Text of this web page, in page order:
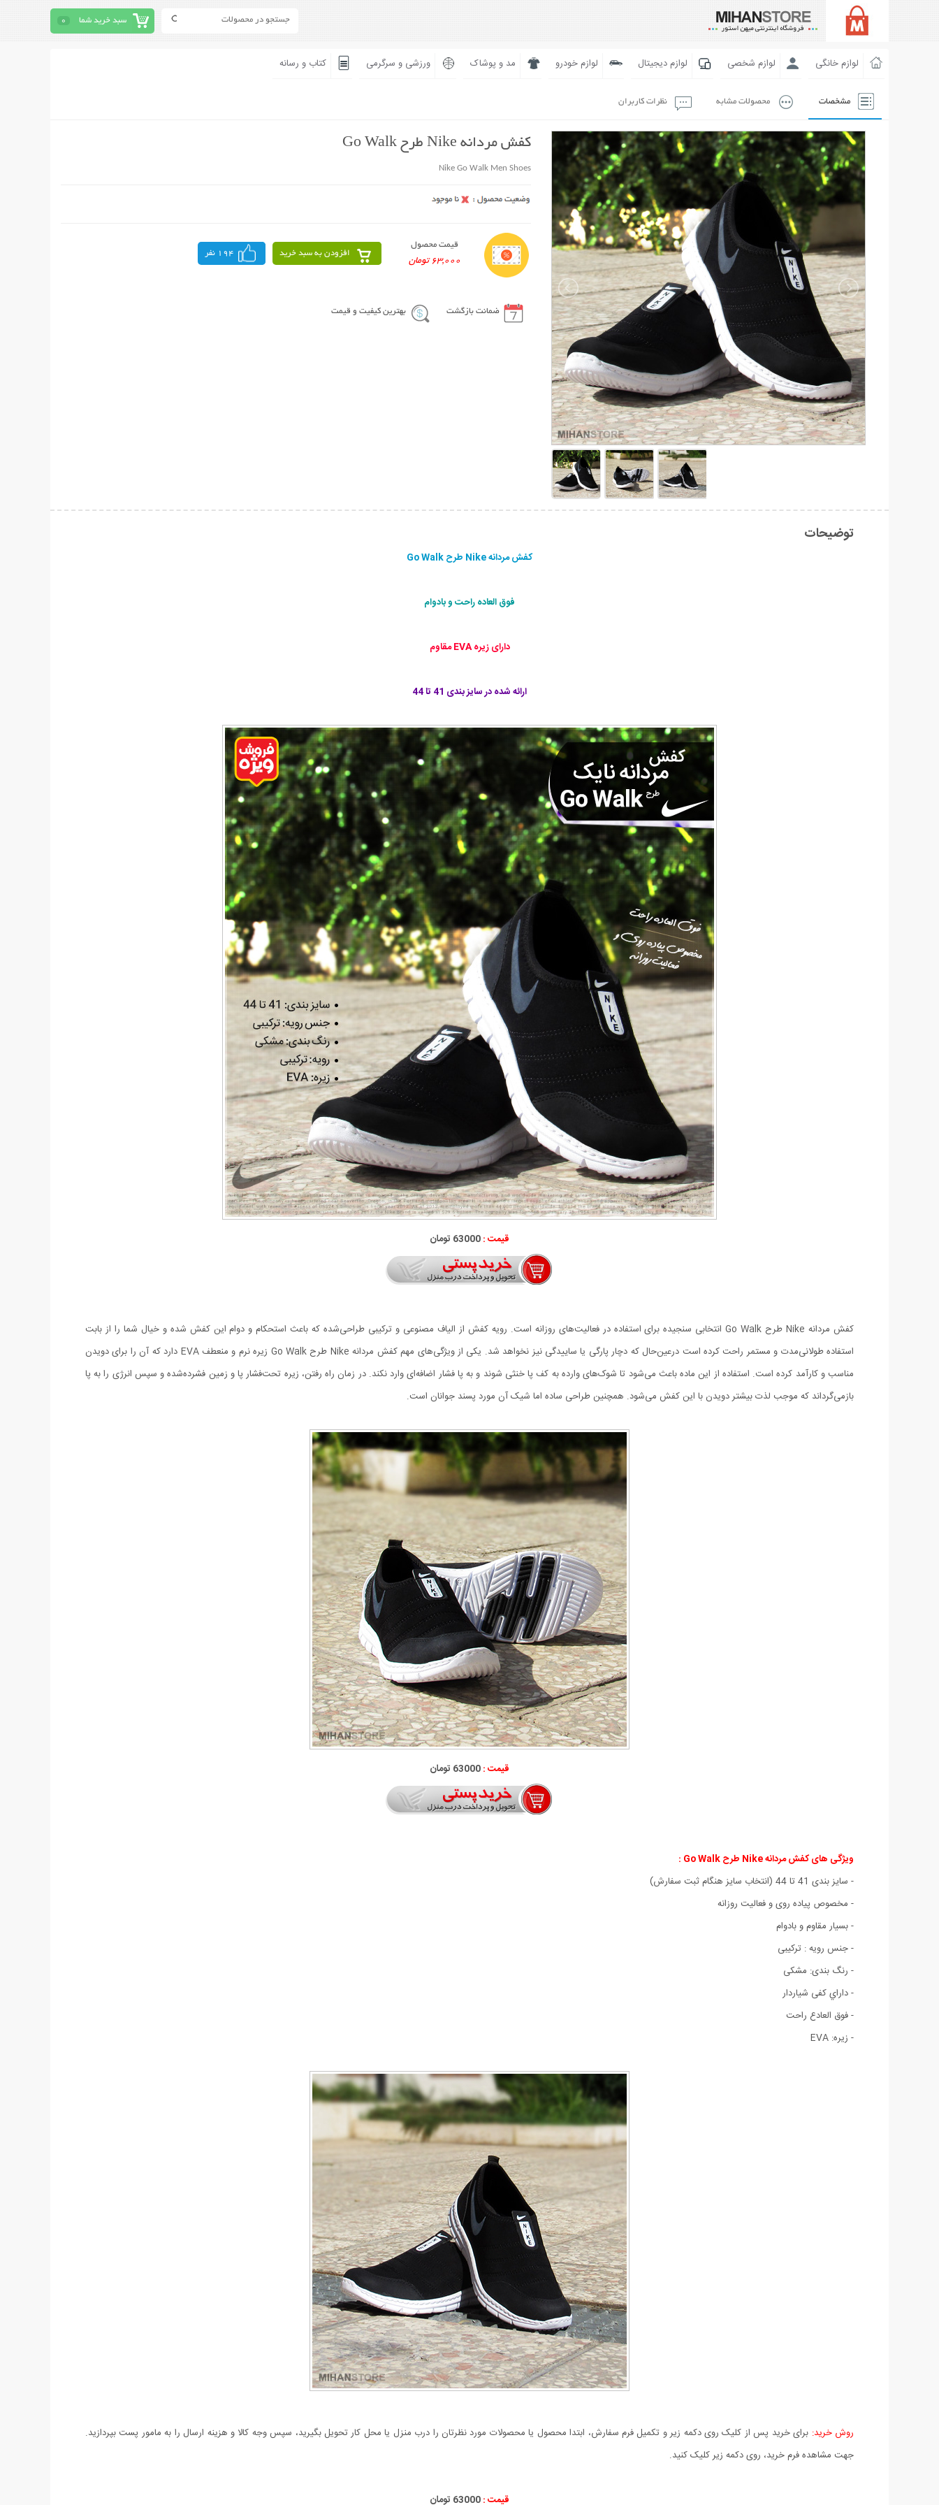
سبد خرید شما 0
لوازم خانگی لوازم شخصی لوازم دیجیتال لوازم خودرو مد و پوشاک ورزشی و سرگرمی کتاب و رسانه
مشخصات محصولات مشابه نظرات کاربران
کفش مردانه Nike طرح Go Walk
Nike Go Walk Men Shoes
قیمت محصول
63,000 تومان
افزودن به سبد خرید 194 نفر
ضمانت بازگشت بهترین کیفیت و قیمت
توضیحات
کفش مردانه Nike طرح Go Walk
فوق العاده راحت و بادوام
دارایزیره EVA مقاوم
ارائه شده در سايز بندی 41 تا 44
قیمت :63000 تومان
کفش مردانه Nike طرح Go Walk انتخابی سنجیده برای استفاده در فعالیت‌های روزانه است. رویه کفش از الیاف مصنوعی و ترکیبی طراحی‌شده که باعث استحکام و دوام این کفش شده و خیال شما را از بابت
استفاده طولانی‌مدت و مستمر راحت کرده است درعین‌حال که دچار پارگی یا ساییدگی نیز نخواهد شد. یکی از ویژگی‌های مهم کفش مردانه Nike طرح Go Walk زیره نرم و منعطف EVA دارد که آن را برای دویدن
مناسب و کارآمد کرده است. استفاده از این ماده باعث می‌شود تا شوک‌های وارده به کف پا خنثی شوند و به پا فشار اضافه‌ای وارد نکند. در زمان راه رفتن، زیره تحت‌فشار پا و زمین فشرده‌شده و سپس انرژی را به پا
بازمی‌گرداند که موجب لذت بیشتر دویدن با این کفش می‌شود. همچنین طراحی ساده اما شیک آن مورد پسند جوانان است.
قیمت :63000 تومان
ویژگی های کفش مردانه Nike طرح Go Walk
:
- سايز بندی 41 تا 44 (انتخاب سايز هنگام ثبت سفارش)
- مخصوص پیاده روی و فعالیت روزانه
- بسیار مقاوم و بادوام
- جنس رویه : ترکیبی
- رنگ بندی: مشکی
- داراي کفی شياردار
- فوق العادع راحت
- زیره: EVA
روش خرید: برای خرید پس از کلیک روی دکمه زیر و تکمیل فرم سفارش، ابتدا محصول یا محصولات مورد نظرتان را درب منزل یا محل کار تحویل بگیرید، سپس وجه کالا و هزینه ارسال را به مامور پست بپردازید.
جهت مشاهده فرم خرید، روی دکمه زیر کلیک کنید.
قیمت :63000 تومان